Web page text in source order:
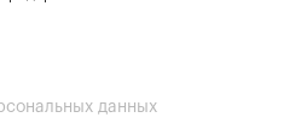
данных